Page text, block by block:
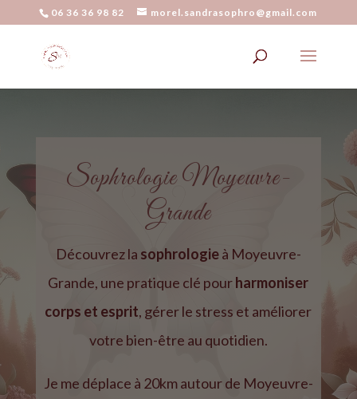
06 36 36 98 82 morel.sandrasophro@gmail.com
SophrologieMoyeuvre-
Grande
Découvrez la sophrologieà Moyeuvre-
Grande, une pratique clé pourharmoniser
corps et esprit, gérer le stress et améliorer
votre bien-être au quotidien.
Je me déplace à 20km autour de Moyeuvre-